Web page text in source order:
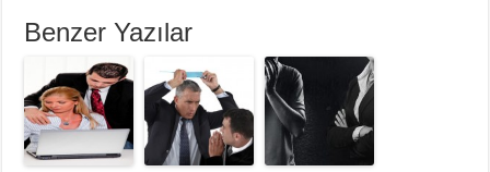
Benzer Yazılar